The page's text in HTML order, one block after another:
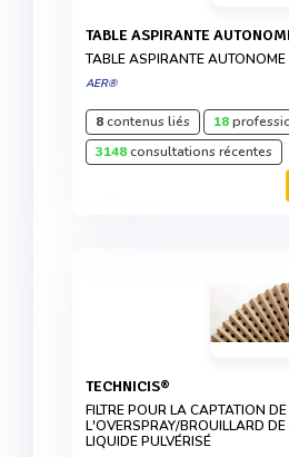
TABLE ASPIRANTE
TABLE ASPIRANTE AUTONOME
AER®
8contenus liés 18
3148consultations récentes
TECHNICIS®
FILTRE POUR LA CAPTATION DE
L'OVERSPRAY/BROUILLARD
LIQUIDE PULVÉRISÉ